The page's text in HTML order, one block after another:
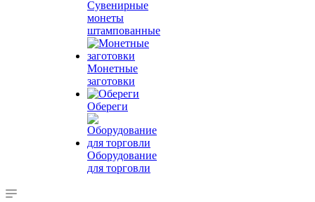
Сувенирные
монеты
штампованные
Монетные
заготовки
Обереги
Оборудование
для торговли